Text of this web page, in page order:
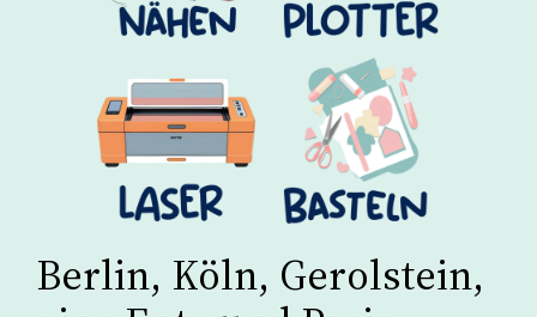
Berlin, Köln, Gerolstein,